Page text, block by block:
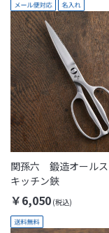
関孫六 鍛造オールス
キッチン鋏
￥6,050